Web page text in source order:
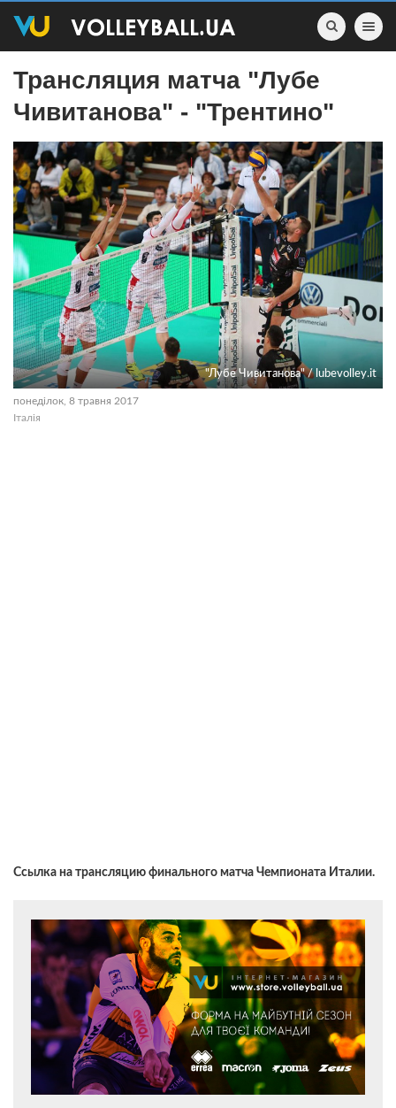
Toggle
Трансляция матча "Лубе
Чивитанова" - "Трентино"
"Лубе Чивитанова" / lubevolley.it
понеділок, 8 травня 2017
Італія
Ссылка на трансляцию финального матча Чемпионата Италии.